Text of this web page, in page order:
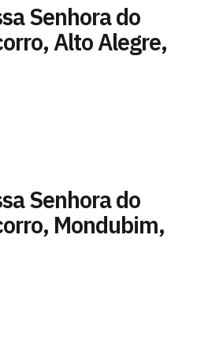
Senhora do
Alto Alegre,
Senhora do
Mondubim,